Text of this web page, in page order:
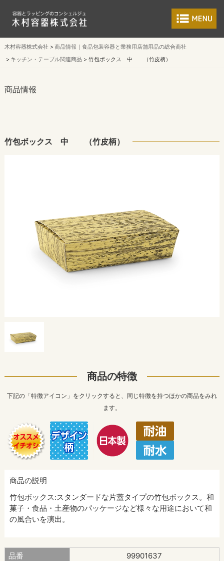
食品包装容器と
木村容器株式会社
商品情報｜食品包装容器と業務用店舗用品の総合商社
キッチン・テーブル関連商品
竹包ボックス 中 （竹皮柄）
商品情報
竹包ボックス 中 （竹皮柄）
商品の特徴
下記の「特徴アイコン」をクリックすると、同じ特徴を持つほかの商品をみれ
ます。
商品の説明
竹包ボックス:スタンダードな片蓋タイプの竹包ボックス。和
菓子・食品・土産物のパッケージなど様々な用途において和
の風合いを演出。
品番
99901637